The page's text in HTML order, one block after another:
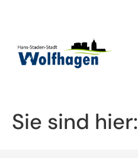
Sie sind hier: